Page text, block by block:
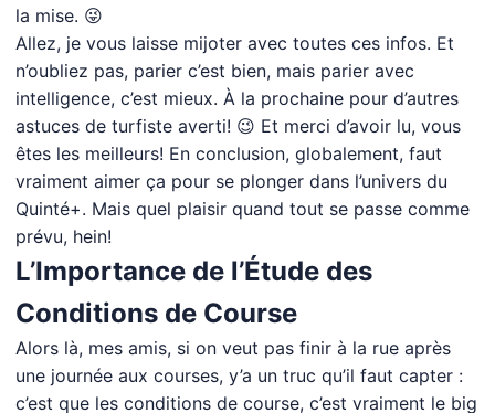
la mise. 😜
Allez, je vous laisse mijoter avec toutes ces infos. Et
n’oubliez pas, parier c’est bien, mais parier avec
intelligence, c’est mieux. À la prochaine pour d’autres
astuces de turfiste averti! 😉 Et merci d’avoir lu, vous
êtes les meilleurs! En conclusion, globalement, faut
vraiment aimer ça pour se plonger dans l’univers du
Quinté+. Mais quel plaisir quand tout se passe comme
prévu, hein!
L’Importance de l’Étude des
Conditions de Course
Alors là, mes amis, si on veut pas finir à la rue après
une journée aux courses, y’a un truc qu’il faut capter :
c’est que les conditions de course, c’est vraiment le big